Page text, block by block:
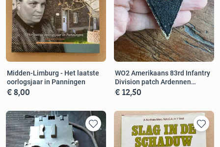
Midden-Limburg - Het laatste
oorlogsjaar in Panningen
€ 8,00
WO2 Amerikaans 83rd Infantry
Division patch Ardennen
Hurtgen
€ 12,50